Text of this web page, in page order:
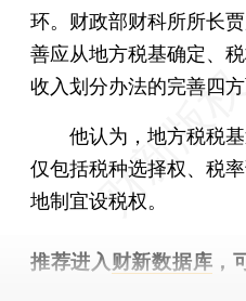
环。财政部财科所所长
善应从地方税基确定、
收入划分办法的完善四方
他认为，地方税税基
仅包括税种选择权、税
地制宜设税权。
推荐进入 财新数据库 ，